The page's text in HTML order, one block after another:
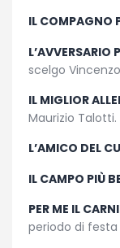
IL COMPAGNO
L’AVVERSARIO
scelgo
IL MIGLIOR
Maurizio Talotti.
L’AMICO DEL
IL CAMPO PIÙ
PER ME IL
periodo di